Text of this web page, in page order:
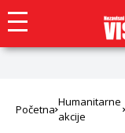
Početna
Humanitarne
akcije